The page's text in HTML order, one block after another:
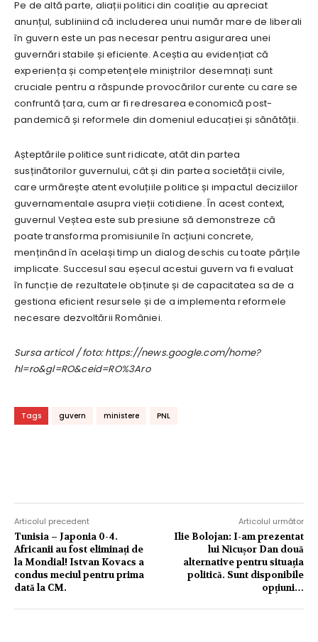
Pe de altă parte, aliații politici din coaliție au apreciat
anunțul, subliniind că includerea unui număr mare de liberali
în guvern este un pas necesar pentru asigurarea unei
guvernări stabile și eficiente. Aceștia au evidențiat că
experiența și competențele miniștrilor desemnați sunt
cruciale pentru a răspunde provocărilor curente cu care se
confruntă țara, cum ar fi redresarea economică post-
pandemică și reformele din domeniul educației și sănătății.
Așteptările politice sunt ridicate, atât din partea
susținătorilor guvernului, cât și din partea societății civile,
care urmărește atent evoluțiile politice și impactul deciziilor
guvernamentale asupra vieții cotidiene. În acest context,
guvernul Veștea este sub presiune să demonstreze că
poate transforma promisiunile în acțiuni concrete,
menținând în același timp un dialog deschis cu toate părțile
implicate. Succesul sau eșecul acestui guvern va fi evaluat
în funcție de rezultatele obținute și de capacitatea sa de a
gestiona eficient resursele și de a implementa reformele
necesare dezvoltării României.
Sursa articol / foto: https://news.google.com/home?
hl=ro&gl=RO&ceid=RO%3Aro
Tags guvern ministere PNL
Articolul precedent
Tunisia – Japonia 0-4.
Africanii au fost eliminați de
la Mondial! Istvan Kovacs a
condus meciul pentru prima
dată la CM.
Articolul următor
Ilie Bolojan: I-am prezentat
lui Nicușor Dan două
alternative pentru situația
politică. Sunt disponibile
opțiuni…